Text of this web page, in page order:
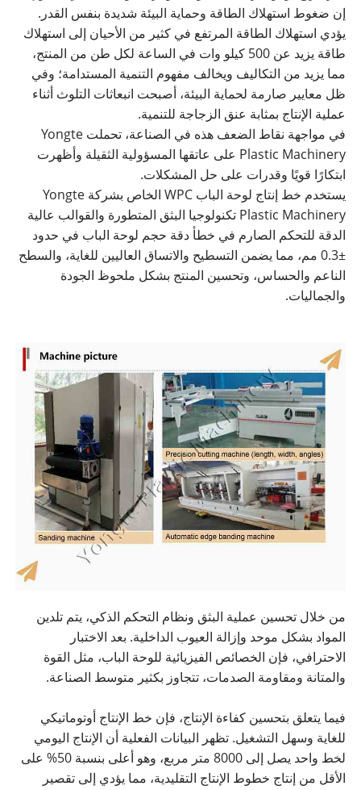
إن ضغوط استهلاك الطاقة وحماية البيئة شديدة بنفس القدر.
يؤدي استهلاك الطاقة المرتفع في كثير من الأحيان إلى استهلاك
طاقة يزيد عن 500 كيلو وات في الساعة لكل طن من المنتج،
مما يزيد من التكاليف ويخالف مفهوم التنمية المستدامة؛ وفي
ظل معايير صارمة لحماية البيئة، أصبحت انبعاثات التلوث أثناء
عملية الإنتاج بمثابة عنق الزجاجة للتنمية.
في مواجهة نقاط الضعف هذه في الصناعة، تحملت Yongte
Plastic Machinery على عاتقها المسؤولية الثقيلة وأظهرت
ابتكارًا قويًا وقدرات على حل المشكلات.
يستخدم خط إنتاج لوحة الباب WPC الخاص بشركة Yongte
Plastic Machinery تكنولوجيا البثق المتطورة والقوالب عالية
الدقة للتحكم الصارم في خطأ دقة حجم لوحة الباب في حدود
±0.3 مم، مما يضمن التسطيح والاتساق العاليين للغاية، والسطح
الناعم والحساس، وتحسين المنتج بشكل ملحوظ الجودة
والجماليات.
من خلال تحسين عملية البثق ونظام التحكم الذكي، يتم تلدين
المواد بشكل موحد وإزالة العيوب الداخلية. بعد الاختبار
الاحترافي، فإن الخصائص الفيزيائية للوحة الباب، مثل القوة
والمتانة ومقاومة الصدمات، تتجاوز بكثير متوسط ​​الصناعة.
فيما يتعلق بتحسين كفاءة الإنتاج، فإن خط الإنتاج أوتوماتيكي
للغاية وسهل التشغيل. تظهر البيانات الفعلية أن الإنتاج اليومي
لخط واحد يصل إلى 8000 متر مربع، وهو أعلى بنسبة 50% على
الأقل من إنتاج خطوط الإنتاج التقليدية، مما يؤدي إلى تقصير